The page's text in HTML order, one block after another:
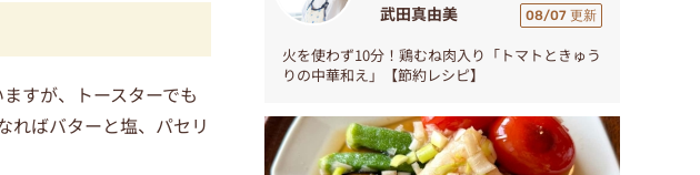
すが、トースターでも
ればバターと塩、パセリ
武田真由美 08/07 更新
火を使わず10分！鶏むね肉入り「トマトときゅう
りの中華和え」【節約レシピ】